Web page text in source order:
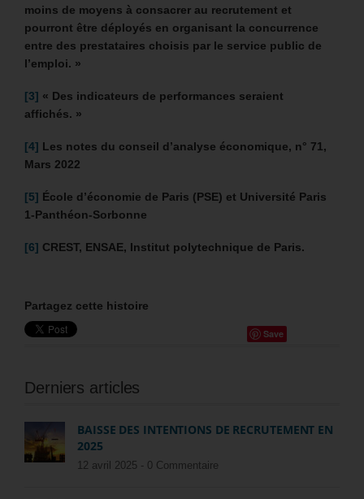
moins de moyens à consacrer au recrutement et
pourront être déployés en organisant la concurrence
entre des prestataires choisis par le service public de
l’emploi. »
[3] « Des indicateurs de performances seraient
affichés. »
[4] Les notes du conseil d’analyse économique, n° 71,
Mars 2022
[5] École d’économie de Paris (PSE) et Université Paris
1-Panthéon-Sorbonne
[6] CREST, ENSAE, Institut polytechnique de Paris.
Partagez cette histoire
Save
Derniers articles
BAISSE DES INTENTIONS DE RECRUTEMENT EN
2025
12 avril 2025 - 0 Commentaire